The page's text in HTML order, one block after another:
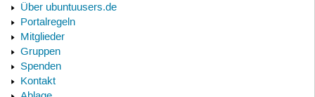
Über ubuntuusers.de
Portalregeln
Mitglieder
Gruppen
Spenden
Kontakt